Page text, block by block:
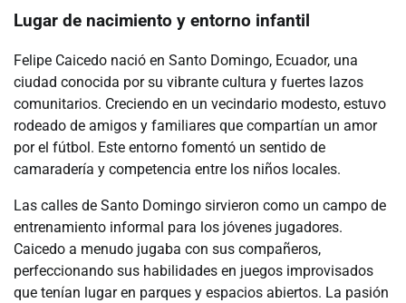
Lugar de nacimiento y entorno infantil
Felipe Caicedo nació en Santo Domingo, Ecuador, una
ciudad conocida por su vibrante cultura y fuertes lazos
comunitarios. Creciendo en un vecindario modesto, estuvo
rodeado de amigos y familiares que compartían un amor
por el fútbol. Este entorno fomentó un sentido de
camaradería y competencia entre los niños locales.
Las calles de Santo Domingo sirvieron como un campo de
entrenamiento informal para los jóvenes jugadores.
Caicedo a menudo jugaba con sus compañeros,
perfeccionando sus habilidades en juegos improvisados
que tenían lugar en parques y espacios abiertos. La pasión